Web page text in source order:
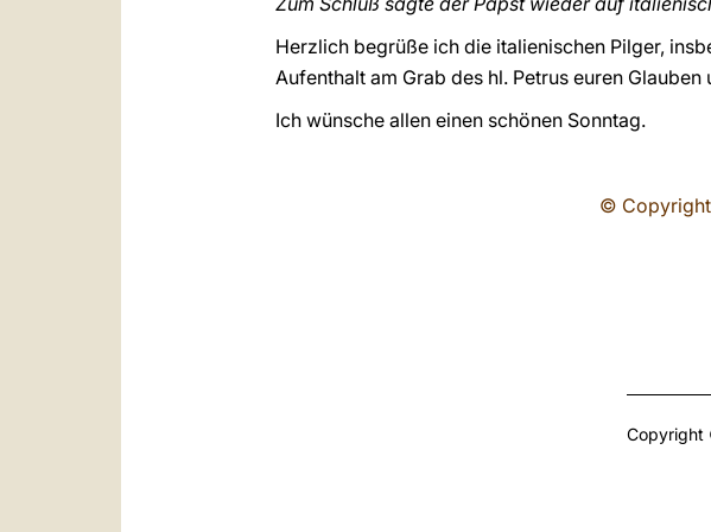
Herzlich begrüße ich die italienischen Pilger,
Aufenthalt am Grab des hl. Petrus euren
Ich wünsche allen einen schönen Sonntag.
© Copyright
Copyright